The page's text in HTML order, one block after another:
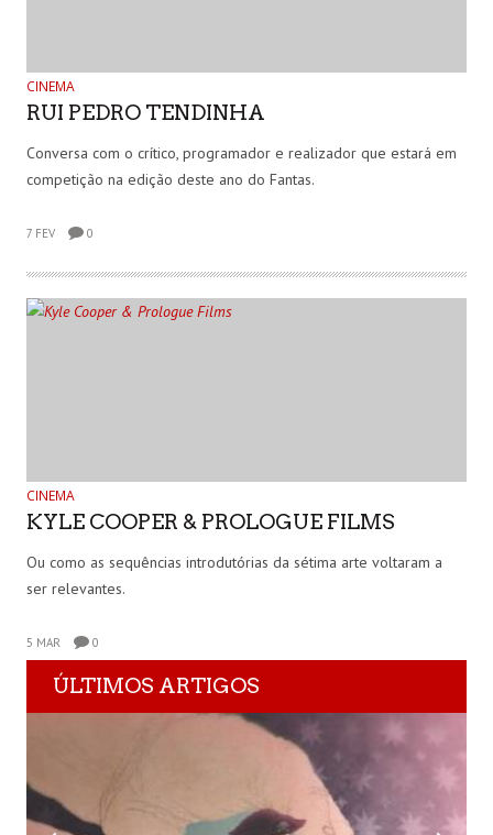
CINEMA
RUI PEDRO TENDINHA
Conversa com o crítico, programador e realizador que estará em
competição na edição deste ano do Fantas.
7 FEV 0
CINEMA
KYLE COOPER & PROLOGUE FILMS
Ou como as sequências introdutórias da sétima arte voltaram a
ser relevantes.
5 MAR 0
ÚLTIMOS ARTIGOS